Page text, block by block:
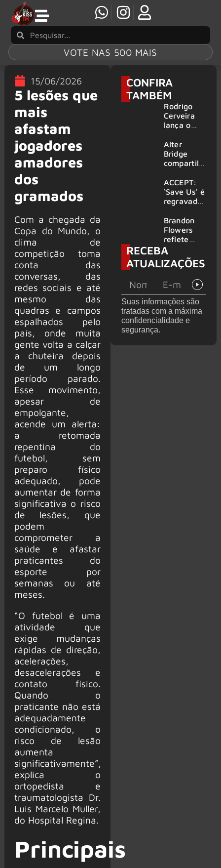
VOTE NAS 500 MAIS
15/06/2026
5 lesões que
mais
afastam
jogadores
amadores
dos
gramados
Com a chegada da
Copa do Mundo, o
clima de
competição toma
conta das
conversas, das
redes sociais e até
mesmo das
quadras e campos
espalhados pelo
país, onde muita
gente volta a calçar
a chuteira depois
de um longo
período parado.
Esse movimento,
apesar de
empolgante,
acende um alerta:
a retomada
repentina do
futebol, sem
preparo físico
adequado, pode
aumentar de forma
significativa o risco
de lesões, que
podem
comprometer a
saúde e afastar
praticantes do
esporte por
semanas ou até
meses.
“O futebol é uma
atividade que
exige mudanças
rápidas de direção,
acelerações,
desacelerações e
contato físico.
Quando o
praticante não está
adequadamente
condicionado, o
risco de lesão
aumenta
significativamente”,
explica o
ortopedista e
traumatologista Dr.
Luis Marcelo Muller,
do Hospital Regina.
Principais
CONFIRA
TAMBÉM
Rodrigo
Cerveira
lança o
Searcher”
Alter
Bridge
compartilh
vivo de
“Fortress”
gravada
am Ring
2026
ACCEPT:
‘Save Us’ é
regravada
membros
do GHOST
e KORN
Brandon
Flowers
reflete
sobre o
futuro e
levanta
de de
deixar os
palcos
RECEBA
ATUALIZAÇÕES
Suas informações são
tratadas com a máxima
confidencialidade e
segurança.